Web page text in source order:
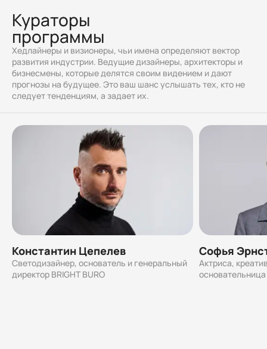
Кураторы
программы
Хедлайнеры и визионеры, чьи имена определяют вектор
развития индустрии. Ведущие дизайнеры, архитекторы и
бизнесмены, которые делятся своим видением и дают
прогнозы на будущее. Это ваш шанс услышать тех, кто не
следует тенденциям, а задает их.
Константин Цепелев
Светодизайнер, основатель и генеральный
директор BRIGHT BURO
Софья
Актриса,